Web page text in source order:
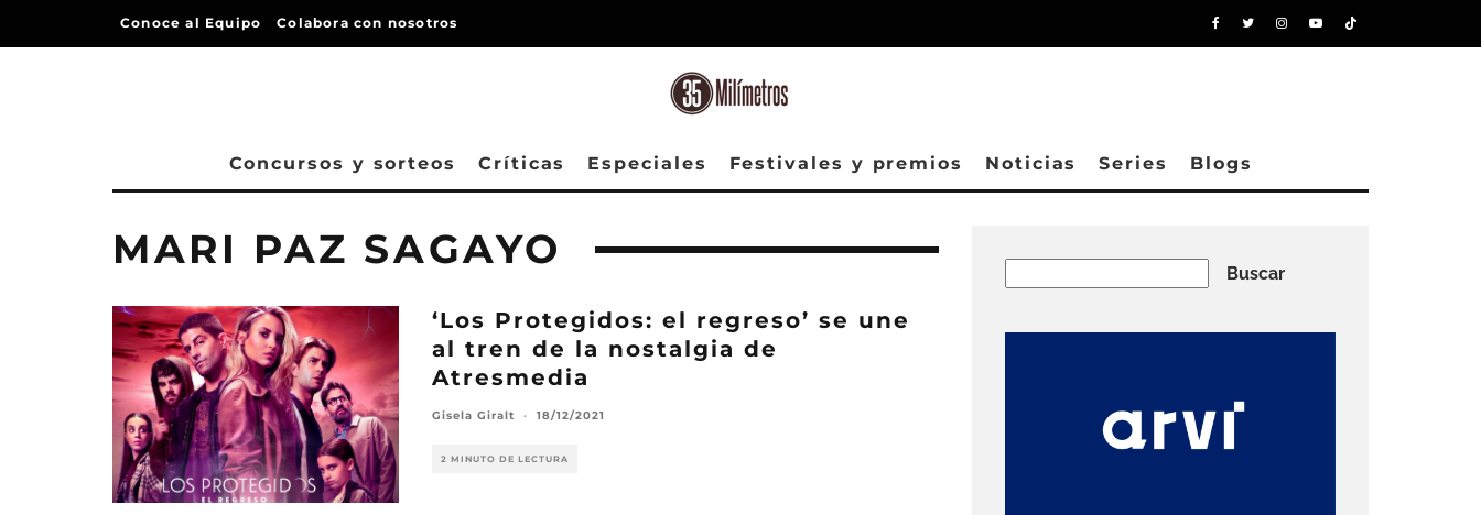
Conoce al Equipo Colabora con nosotros
Concursos y sorteos Críticas Especiales Festivales y premios Noticias Series Blogs
MARI PAZ SAGAYO
‘Los Protegidos: el regreso’ se une
al tren de la nostalgia de
Atresmedia
Gisela Giralt · 18/12/2021
2 MINUTO DE LECTURA
Buscar